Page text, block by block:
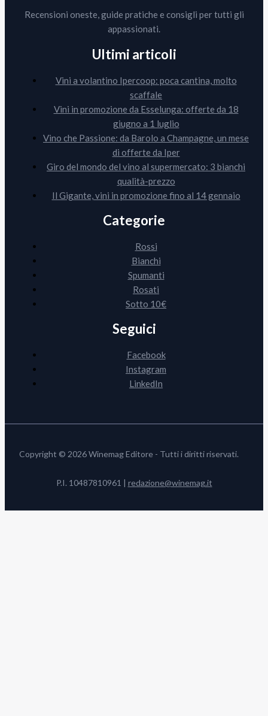
Recensioni oneste, guide pratiche e consigli per tutti gli
appassionati.
Ultimi articoli
Vini a volantino Ipercoop: poca cantina, molto
scaffale
Vini in promozione da Esselunga: offerte da 18
giugno a 1 luglio
Vino che Passione: da Barolo a Champagne, un mese
di offerte da Iper
Giro del mondo del vino al supermercato: 3 bianchi
qualità-prezzo
Il Gigante, vini in promozione fino al 14 gennaio
Categorie
Rossi
Bianchi
Spumanti
Rosati
Sotto 10€
Seguici
Facebook
Instagram
LinkedIn
Copyright © 2026 Winemag Editore - Tutti i diritti riservati.
P.I. 10487810961 | redazione@winemag.it